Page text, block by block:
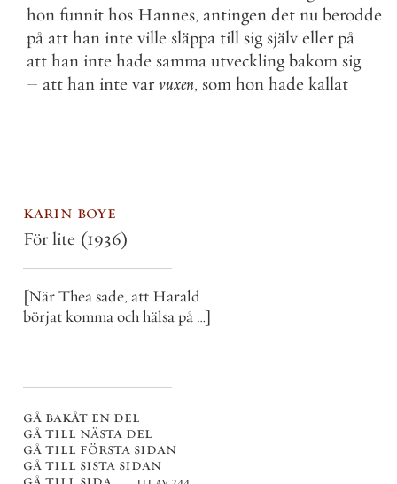
hon funnit hos Hannes, antingen det nu berodde
på att han inte ville släppa till sig själv eller på
att han inte hade samma utveckling bakom sig
– att han inte var vuxen, som hon hade kallat
karin boye
För lite (1936)
[När Thea sade, att Harald
börjat komma och hälsa på …]
gå bakåt en del
gå till nästa del
gå till första sidan
gå till sista sidan